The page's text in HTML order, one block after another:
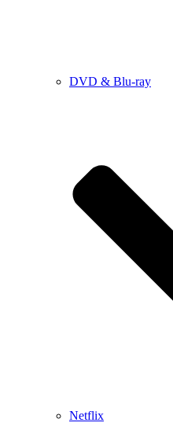
DVD & Blu-ray
Netflix